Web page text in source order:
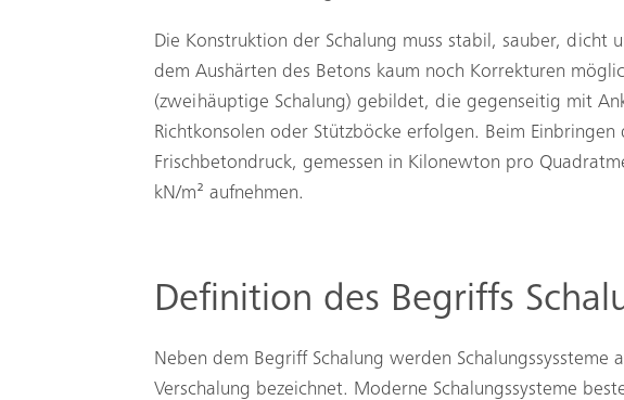
Die Konstruktion der Schalung muss stabil, sauber,
dem Aushärten des Betons kaum noch Korrekturen
(zweihäuptige Schalung) gebildet, die gegenseitig mit
Richtkonsolen oder Stützböcke erfolgen. Beim
Frischbetondruck, gemessen in Kilonewton pro
kN/m² aufnehmen.
Definition des Begriffs
Neben dem Begriff Schalung werden Schalungssyssteme
Verschalung bezeichnet. Moderne Schalungssysteme